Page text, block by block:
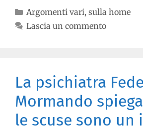
Argomenti vari, sulla home
Lascia un commento
La psichiatra
Mormando
le scuse sono un